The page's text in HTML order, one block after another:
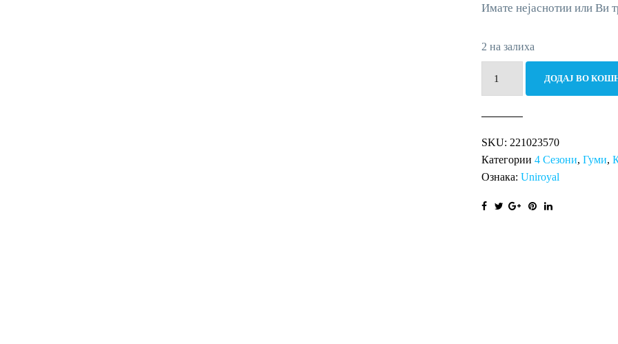
Имате нејаснотии или Ви
2 на залиха
Van
количина
ДОДАЈ ВО
SKU: 221023570
Категории 4 Сезони, Гуми,
Ознака: Uniroyal